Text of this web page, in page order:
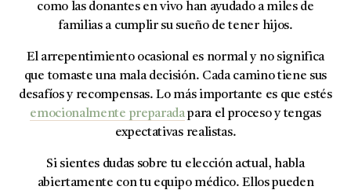
como las donantes en vivo han ayudado a miles de
familias a cumplir su sueño de tener hijos.
El arrepentimiento ocasional es normal y no significa
que tomaste una mala decisión. Cada camino tiene sus
desafíos y recompensas. Lo más importante es que estés
emocionalmente preparadapara el proceso y tengas
expectativas realistas.
Si sientes dudas sobre tu elección actual, habla
abiertamente con tu equipo médico. Ellos pueden